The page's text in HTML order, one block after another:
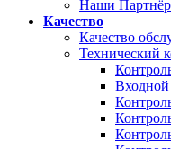
Наши
Качество
Качество
Технический
Входной